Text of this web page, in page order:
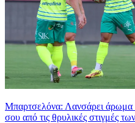
Μπαρτσελόνα: Λανσάρει άρωμα
σου από τις θρυλικές στιγμές